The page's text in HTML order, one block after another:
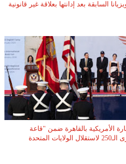
لويزيانا السابقة بعد إدانتها بعلاقة غير قانونية
الأمريكية بالقاهرة ضمن "قاعة
المتحدة